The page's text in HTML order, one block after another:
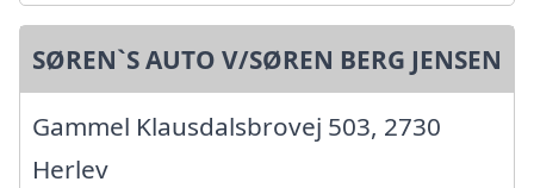
SØREN`S AUTO V/SØREN BERG JENSEN
Gammel Klausdalsbrovej 503, 2730
Herlev